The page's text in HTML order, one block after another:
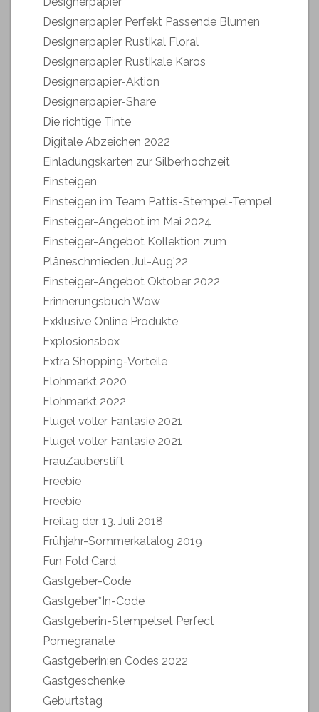
Designerpapier Perfekt Passende Blumen
Designerpapier Rustikal Floral
Designerpapier Rustikale Karos
Designerpapier-Aktion
Designerpapier-Share
Die richtige Tinte
Digitale Abzeichen 2022
Einladungskarten zur Silberhochzeit
Einsteigen
Einsteigen im Team Pattis-Stempel-Tempel
Einsteiger-Angebot im Mai 2024
Einsteiger-Angebot Kollektion zum
Pläneschmieden Jul-Aug'22
Einsteiger-Angebot Oktober 2022
Erinnerungsbuch Wow
Exklusive Online Produkte
Explosionsbox
Extra Shopping-Vorteile
Flohmarkt 2020
Flohmarkt 2022
Flügel voller Fantasie 2021
Flügel voller Fantasie 2021
FrauZauberstift
Freebie
Freebie
Freitag der 13. Juli 2018
Frühjahr-Sommerkatalog 2019
Fun Fold Card
Gastgeber-Code
Gastgeber*In-Code
Gastgeberin-Stempelset Perfect
Pomegranate
Gastgeberin:en Codes 2022
Gastgeschenke
Geburtstag